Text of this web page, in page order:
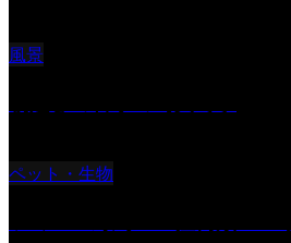
風景
ペット・生物